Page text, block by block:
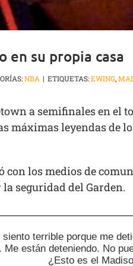
en su propia casa
NBA | ETIQUETAS:EWING,
a semifinales en el
máximas leyendas de
con los medios de
seguridad del Garden.
terrible porque me
están deteniendo. No
¿Esto es el